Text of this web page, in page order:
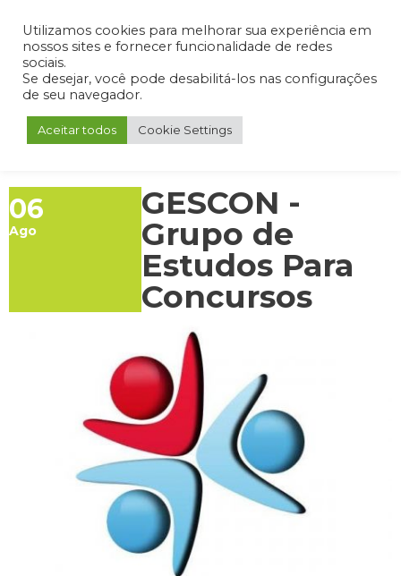
Admin Portal do Aluno Portal do Professor Portal do Coordenador
06
Ago
GESCON -
Grupo de
Estudos Para
Concursos
Utilizamos cookies para melhorar sua experiência em
nossos sites e fornecer funcionalidade de redes
sociais.
Se desejar, você pode desabilitá-los nas configurações
de seu navegador.
Aceitar todos Cookie Settings